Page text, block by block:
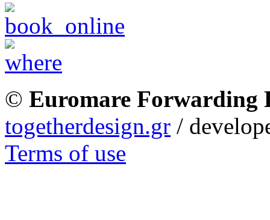
© Euromare Forwarding
togetherdesign.gr /
Terms of use